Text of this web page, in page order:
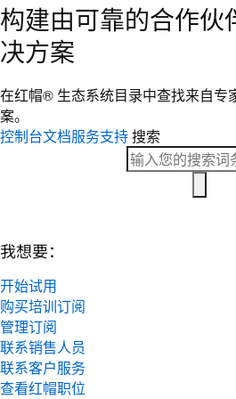
构建由可靠的合作伙
决方案
在红帽® 生态系统目录中查找来自专
案。
控制台文档服务支持搜索
我想要：
开始试用
购买培训订阅
管理订阅
联系销售人员
联系客户服务
查看红帽职位